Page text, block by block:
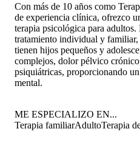
Con más de 10 años como
de experiencia clínica, ofrezco
terapia psicológica para
tratamiento individual y
tienen hijos pequeños y
complejos, dolor pélvico
psiquiátricas, proporcionando
mental.
ME ESPECIALIZO EN...
Terapia familiarAdultoTerapia